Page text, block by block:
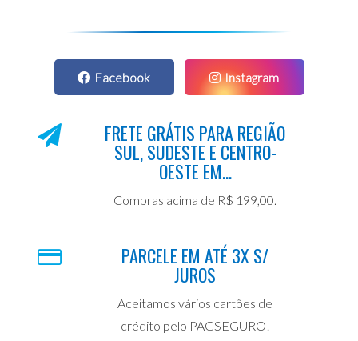
Facebook Instagram
FRETE GRÁTIS PARA REGIÃO
SUL, SUDESTE E CENTRO-
OESTE EM...
Compras acima de R$ 199,00.
PARCELE EM ATÉ 3X S/
JUROS
Aceitamos vários cartões de
crédito pelo PAGSEGURO!